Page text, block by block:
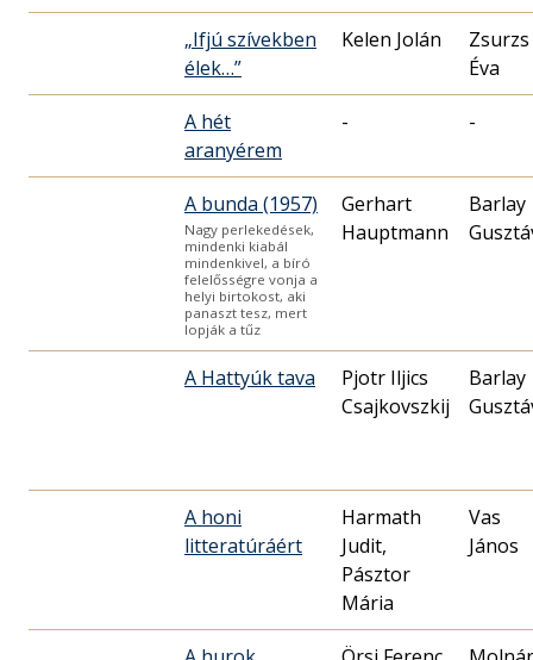
„Ifjú szívekben
élek…”
Kelen Jolán
Zsurzs
Éva
A hét
aranyérem
- -
A bunda (1957)
Nagy perlekedések,
mindenki kiabál
mindenkivel, a bíró
felelősségre vonja a
helyi birtokost, aki
panaszt tesz, mert
lopják a tűz
Gerhart
Hauptmann
Barlay
A Hattyúk tava
Pjotr Iljics
Csajkovszkij
Barlay
A honi
litteratúráért
Harmath
Judit,
Pásztor
Mária
Vas
János